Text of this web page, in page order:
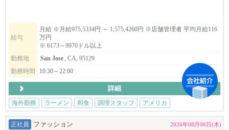
アメリカへ、世界進出のチャンスを掴みませんか？業務拡大に伴
い、米国で活躍する仲間を大募集します！⇨ ⇨
▶︎こんな方は、まずはご応募してみてください。
日本在住でアメリカでの飲食業の大成功を夢見ている方。米国在
住者で転職をお考えの方。
▶︎弊社の特徴
皆さんが年に1度は2週間程度の帰国やバケーションを楽しんでま
給与
月給 ※月給975,5334円 ～ 1,575,4260円 ※店舗管理者 平均月給116
万円
※ 6173～9970ドル以上
勤務地
San Jose , CA, 95129
勤務時間
10:30～22:00
詳細
海外勤務
ラーメン 和食 調理スタッフ アメリカ
正社員 ファッション 2026年08月06日(木)